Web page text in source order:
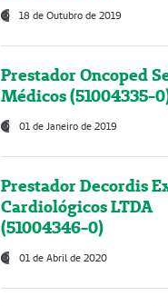
18 de Outubro de 2019
Prestador Oncoped
Médicos (51004335-
01 de Janeiro de 2019
Prestador Decordis
Cardiológicos LTDA
(51004346-0)
01 de Abril de 2020